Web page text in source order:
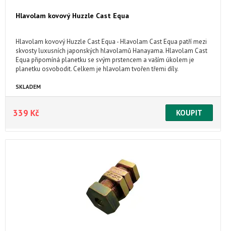
Hlavolam kovový Huzzle Cast Equa
Hlavolam kovový Huzzle Cast Equa - Hlavolam Cast Equa patří mezi
skvosty luxusních japonských hlavolamů Hanayama. Hlavolam Cast
Equa připomíná planetku se svým prstencem a vaším úkolem je
planetku osvobodit. Celkem je hlavolam tvořen třemi díly.
SKLADEM
339 Kč